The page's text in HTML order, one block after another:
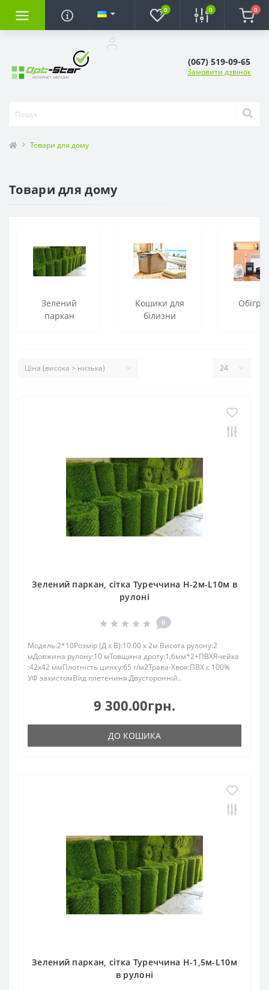
0 0 0
(067) 519-09-65
Замовити дзвінок
Товари для дому
Товари для дому
Зелений
паркан
Кошики для
білизни
Зелений паркан, сітка Туреччина H-2м-L10м в
рулоні
0
Модель:2*10Розмір (Д x В):10.00 x 2м Висота рулону:2
мДовжина рулону:10 мТовщина дроту:1,6мм*2+ПВХЯчейка
:42х42 ммПлотність цинку:65 г/м2Трава-Хвоя:ПBX c 100%
УФ зaхистомВид плетениня:Двусторонній..
9 300.00грн.
ДО КОШИКА
Зелений паркан, сітка Туреччина H-1,5м-L10м
в рулоні